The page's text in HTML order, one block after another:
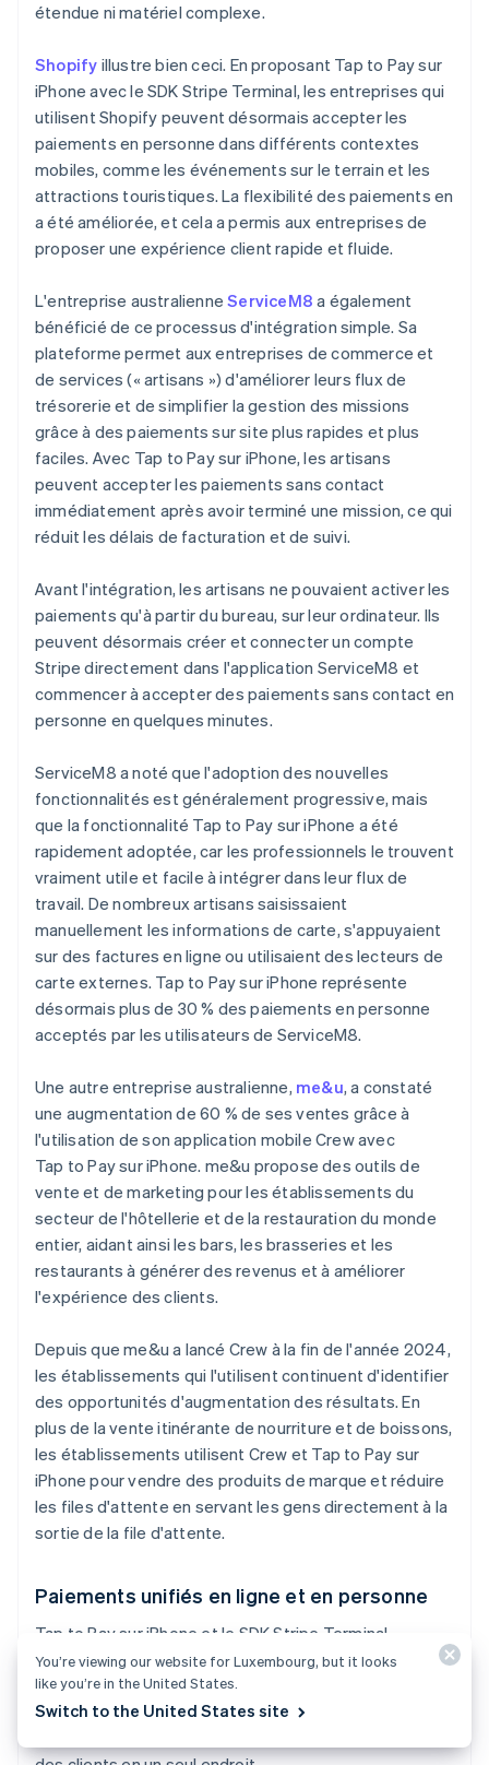
étendue ni matériel complexe.
Shopify illustre bien ceci. En proposant Tap to Pay sur
iPhone avec le SDK Stripe Terminal, les entreprises qui
utilisent Shopify peuvent désormais accepter les
paiements en personne dans différents contextes
mobiles, comme les événements sur le terrain et les
attractions touristiques. La flexibilité des paiements en
a été améliorée, et cela a permis aux entreprises de
proposer une expérience client rapide et fluide.
L'entreprise australienneServiceM8 a également
bénéficié de ce processus d'intégration simple. Sa
plateforme permet aux entreprises de commerce et
de services (« artisans ») d'améliorer leurs flux de
trésorerie et de simplifier la gestion des missions
grâce à des paiements sur site plus rapides et plus
faciles. Avec Tap to Pay sur iPhone, les artisans
peuvent accepter les paiements sans contact
immédiatement après avoir terminé une mission, ce qui
réduit les délais de facturation et de suivi.
Avant l'intégration, les artisans ne pouvaient activer les
paiements qu'à partir du bureau, sur leur ordinateur. Ils
peuvent désormais créer et connecter un compte
Stripe directement dans l'application ServiceM8 et
commencer à accepter des paiements sans contact en
personne en quelques minutes.
ServiceM8 a noté que l'adoption des nouvelles
fonctionnalités est généralement progressive, mais
que la fonctionnalité Tap to Pay sur iPhone a été
rapidement adoptée, car les professionnels le trouvent
vraiment utile et facile à intégrer dans leur flux de
travail. De nombreux artisans saisissaient
manuellement les informations de carte, s'appuyaient
sur des factures en ligne ou utilisaient des lecteurs de
carte externes. Tap to Pay sur iPhone représente
désormais plus de 30 % des paiements en personne
acceptés par les utilisateurs de ServiceM8.
Une autre entreprise australienne, me&u, a constaté
une augmentation de 60 % de ses ventes grâce à
l'utilisation de son application mobile Crew avec
Tap to Pay sur iPhone. me&u propose des outils de
vente et de marketing pour les établissements du
secteur de l'hôtellerie et de la restauration du monde
entier, aidant ainsi les bars, les brasseries et les
restaurants à générer des revenus et à améliorer
l'expérience des clients.
Depuis que me&u a lancé Crew à la fin de l'année 2024,
les établissements qui l'utilisent continuent d'identifier
des opportunités d'augmentation des résultats. En
plus de la vente itinérante de nourriture et de boissons,
les établissements utilisent Crew et Tap to Pay sur
iPhone pour vendre des produits de marque et réduire
les files d'attente en servant les gens directement à la
sortie de la file d'attente.
Paiements unifiés en ligne et en personne
Tap to Pay sur iPhone et le SDK Stripe Terminal,
associés aux autres produits Stripe, offrent aux
plateformes un moyen simple et rapide de commencer
à accepter et à unifier les paiements en ligne et en
You’re viewing our website for Luxembourg, but it looks
like you’re in the United States.
Switch to the United States site